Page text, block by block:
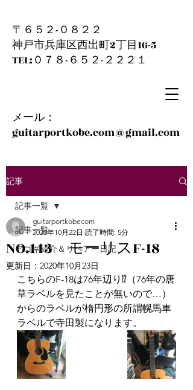
〒６５２-０８２２
神戸市兵庫区西出町2丁目16-5
​TEL:０７８-６５２-２２２１
メール：
guitarportkobe.com@gmail.com
記事
記事一覧
アコギ紹介＆リペアー日記
記事一覧
NO.143 モーリスF-18
guitarportkobecom
2020年10月22日 読了時間: 5分
更新日： 2020年10月23日
こちらのF-18は76年辺り⁉（76年の唐
草ラベルを見たことが無いので…）
からのラベルが楕円形の所謂幌馬車
ラベルで寺田製になります。